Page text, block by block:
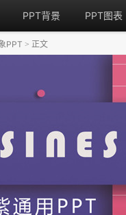
PPT背景 PPT图表
PPT > 正文